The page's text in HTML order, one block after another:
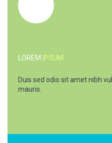
LOREM IPSUM
Duis sed odio sit amet nibh
mauris.